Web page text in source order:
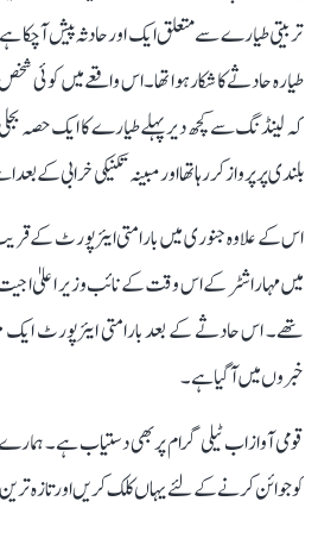
طیارہ حادثے کا شکار ہوا تھا۔ اس واقعے میں کوئی شخص
کہ لینڈنگ سے کچھ دیر پہلے طیارے کا ایک حصہ بجلی
بلندی پر پرواز کر رہا تھا اور مبینہ تکنیکی خرابی کے
اس کے علاوہ جنوری میں بارامتی ایئرپورٹ کے
میں مہاراشٹر کے اس وقت کے نائب وزیر اعلیٰ
تھے۔ اس حادثے کے بعد بارامتی ایئرپورٹ ایک
خبروں میں آ گیا ہے۔
قومی آواز اب ٹیلی گرام پر بھی دستیاب ہے۔
کو جوائن کرنے کے لئے یہاں کلک کریں اور تازہ